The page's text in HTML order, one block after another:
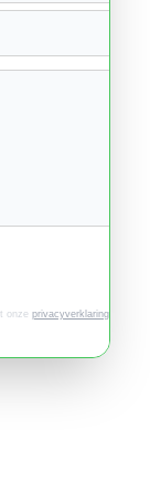
onze privacyverklaring.